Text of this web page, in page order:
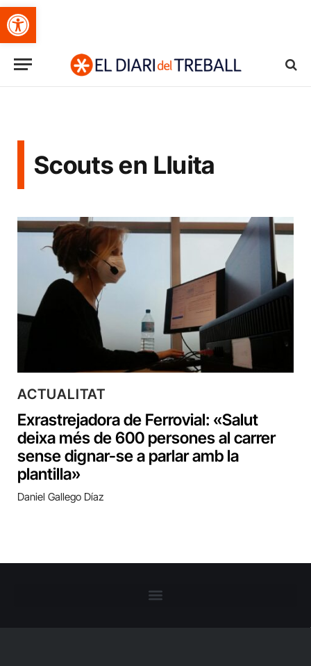
Obre la barra d'eines
Scouts en Lluita
ACTUALITAT
Exrastrejadora de Ferrovial: «Salut
deixa més de 600 persones al carrer
sense dignar-se a parlar amb la
plantilla»
Daniel Gallego Díaz